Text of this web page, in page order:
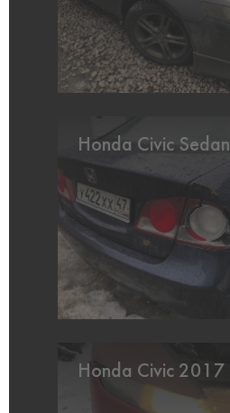
Honda Civic Sedan
Honda Civic 2017